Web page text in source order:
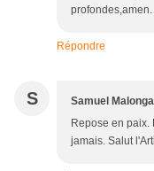
profondes,amen.
Répondre
S Samuel Malonga
Repose en paix.
jamais. Salut